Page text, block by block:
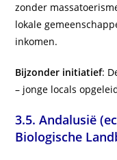
zonder
lokale
inkomen.
Bijzonder initiatief:
– jonge locals
3.5.Andalusië
Biologische